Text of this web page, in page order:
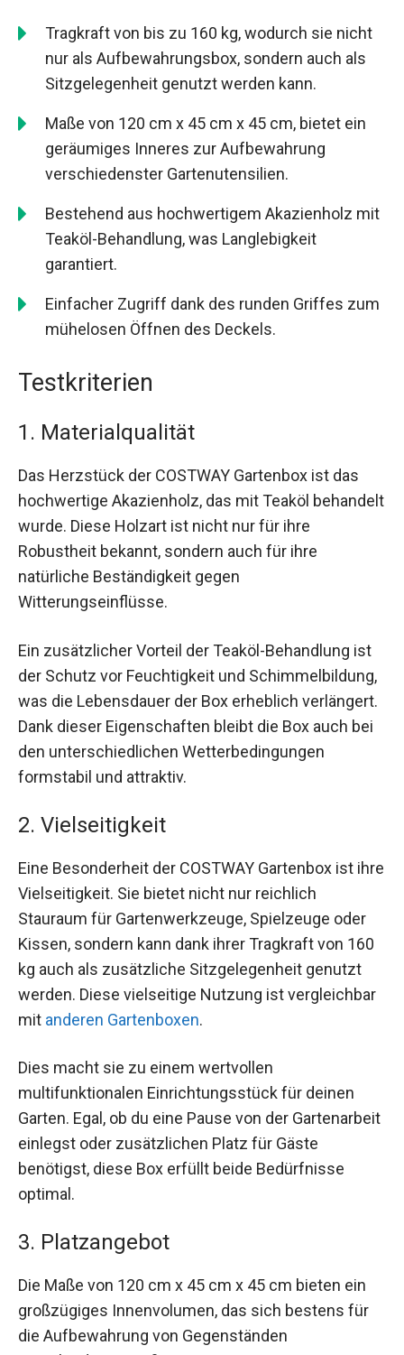
Tragkraft von bis zu 160 kg, wodurch sie nicht
nur als Aufbewahrungsbox, sondern auch als
Sitzgelegenheit genutzt werden kann.
Maße von 120 cm x 45 cm x 45 cm, bietet ein
geräumiges Inneres zur Aufbewahrung
verschiedenster Gartenutensilien.
Bestehend aus hochwertigem Akazienholz mit
Teaköl-Behandlung, was Langlebigkeit
garantiert.
Einfacher Zugriff dank des runden Griffes zum
mühelosen Öffnen des Deckels.
Testkriterien
1. Materialqualität
Das Herzstück der COSTWAY Gartenbox ist das
hochwertige Akazienholz, das mit Teaköl behandelt
wurde. Diese Holzart ist nicht nur für ihre
Robustheit bekannt, sondern auch für ihre
natürliche Beständigkeit gegen
Witterungseinflüsse.
Ein zusätzlicher Vorteil der Teaköl-Behandlung ist
der Schutz vor Feuchtigkeit und Schimmelbildung,
was die Lebensdauer der Box erheblich verlängert.
Dank dieser Eigenschaften bleibt die Box auch bei
den unterschiedlichen Wetterbedingungen
formstabil und attraktiv.
2. Vielseitigkeit
Eine Besonderheit der COSTWAY Gartenbox ist ihre
Vielseitigkeit. Sie bietet nicht nur reichlich
Stauraum für Gartenwerkzeuge, Spielzeuge oder
Kissen, sondern kann dank ihrer Tragkraft von 160
kg auch als zusätzliche Sitzgelegenheit genutzt
werden. Diese vielseitige Nutzung ist vergleichbar
mit anderen Gartenboxen.
Dies macht sie zu einem wertvollen
multifunktionalen Einrichtungsstück für deinen
Garten. Egal, ob du eine Pause von der Gartenarbeit
einlegst oder zusätzlichen Platz für Gäste
benötigst, diese Box erfüllt beide Bedürfnisse
optimal.
3. Platzangebot
Die Maße von 120 cm x 45 cm x 45 cm bieten ein
großzügiges Innenvolumen, das sich bestens für
die Aufbewahrung von Gegenständen